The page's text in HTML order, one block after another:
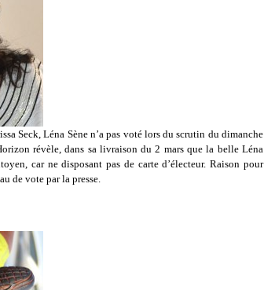
Seck, Léna Sène n’a pas voté lors du scrutin du dimanche
révèle, dans sa livraison du 2 mars que la belle Léna
car ne disposant pas de carte d’électeur. Raison pour
de vote par la presse.